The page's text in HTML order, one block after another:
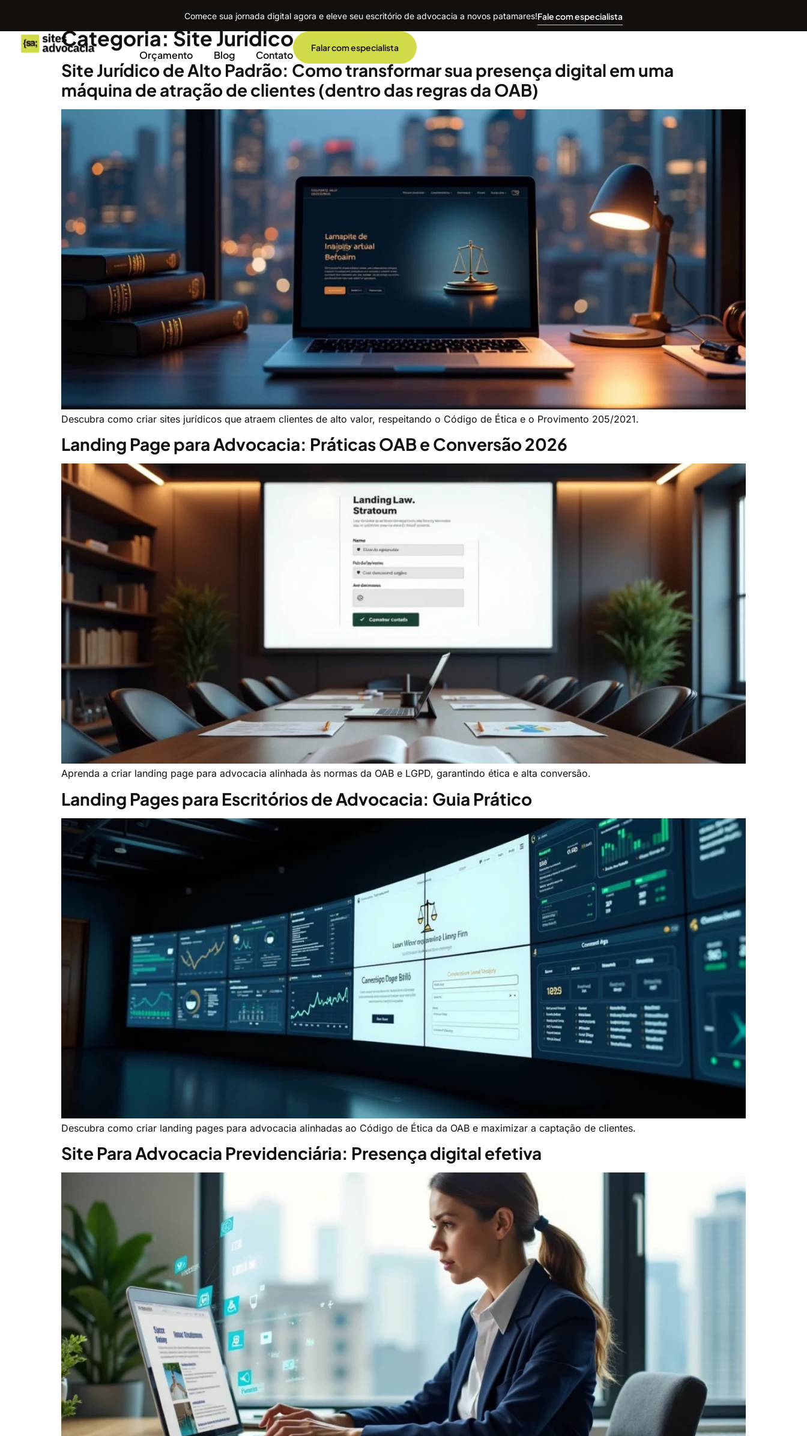
Comece sua jornada digital agora e eleve seu escritório de advocacia a novos patamares!Fale com especialista
Orçamento Blog Contato
Falar com especialista
Categoria:Site Jurídico
Site Jurídico de Alto Padrão: Como transformar sua presença digital em uma
máquina de atração de clientes (dentro das regras da OAB)
Descubra como criar sites jurídicos que atraem clientes de alto valor, respeitando o Código de Ética e o Provimento 205/2021.
Landing Page para Advocacia: Práticas OAB e Conversão 2026
Aprenda a criar landing page para advocacia alinhada às normas da OAB e LGPD, garantindo ética e alta conversão.
Landing Pages para Escritórios de Advocacia: Guia Prático
Descubra como criar landing pages para advocacia alinhadas ao Código de Ética da OAB e maximizar a captação de clientes.
Site Para Advocacia Previdenciária: Presença digital efetiva